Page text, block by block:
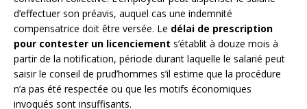
d’effectuer son préavis, auquel cas une indemnité
compensatrice doit être versée. Le délai de prescription
pour contester un licenciement s’établit à douze mois à
partir de la notification, période durant laquelle le salarié peut
saisir le conseil de prud’hommes s’il estime que la procédure
n’a pas été respectée ou que les motifs économiques
invoqués sont insuffisants.